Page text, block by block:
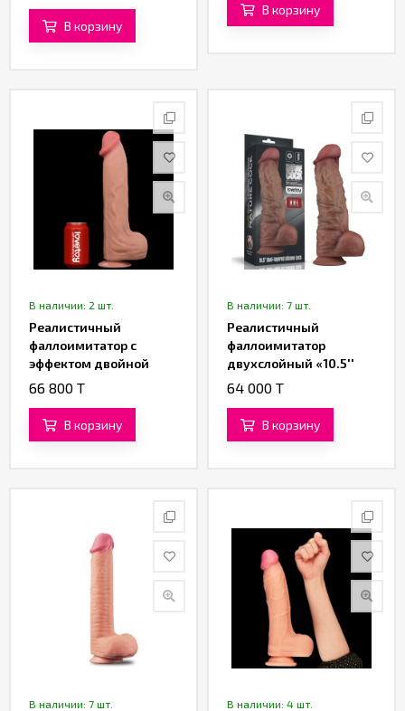
В корзину
В корзину
В наличии: 2 шт.
Реалистичный
фаллоимитатор с
эффектом двойной
кожи Lovetoy Sliding-
(28 см)
66 800 T
В корзину
В наличии: 7 шт.
Реалистичный
фаллоимитатор
двухслойный «10.5''
Dual Layered Silicone
(20 см)
64 000 T
В корзину
В наличии: 7 шт. В наличии: 4 шт.